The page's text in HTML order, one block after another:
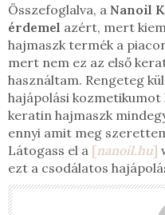
Összefoglalva, a Nanoil
érdemel azért, mert
hajmaszk termék a
mert nem ez az első
használtam. Rengeteg
hajápolási
keratin hajmaszk
ennyi amit meg
Látogass el a [nanoil.hu]
ezt a csodálatos